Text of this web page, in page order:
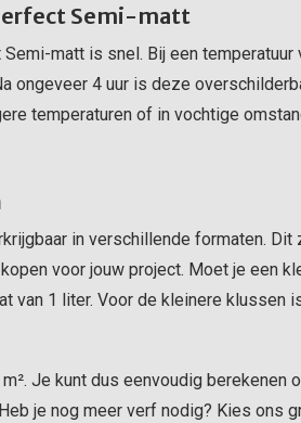
Semi-matt
matt is snel. Bij een temperatuur
ongeveer 4 uur is deze
temperaturen of in vochtige
in verschillende formaten. Dit
voor jouw project. Moet je een
van 1 liter. Voor de kleinere klussen
Je kunt dus eenvoudig berekenen
je nog meer verf nodig? Kies ons